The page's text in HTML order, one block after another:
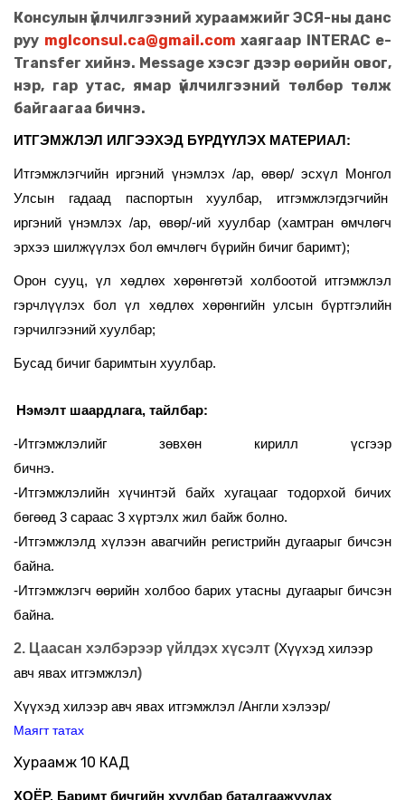
Консулын үйлчилгээний хураамжийг ЭСЯ-ны данс
руу mglconsul.ca@gmail.com хаягаар INTERAC e-
Transfer хийнэ. Message хэсэг дээр өөрийн овог,
нэр, гар утас, ямар үйлчилгээний төлбөр төлж
байгаагаа бичнэ.
ИТГЭМЖЛЭЛ ИЛГЭЭХЭД БҮРДҮҮЛЭХ МАТЕРИАЛ:
Итгэмжлэгчийн иргэний үнэмлэх /ар, өвөр/ эсхүл Монгол
Улсын гадаад паспортын хуулбар, итгэмжлэгдэгчийн
иргэний үнэмлэх /ар, өвөр/-ий хуулбар (хамтран өмчлөгч
эрхээ шилжүүлэх бол өмчлөгч бүрийн бичиг баримт);
Орон сууц, үл хөдлөх хөрөнгөтэй холбоотой итгэмжлэл
гэрчлүүлэх бол үл хөдлөх хөрөнгийн улсын бүртгэлийн
гэрчилгээний хуулбар;
Бусад бичиг баримтын хуулбар.
Нэмэлт шаардлага, тайлбар:
-Итгэмжлэлийг зөвхөн кирилл үсгээр
бичнэ.
-Итгэмжлэлийн хүчинтэй байх хугацааг тодорхой бичих
бөгөөд 3 сараас 3 хүртэлх жил байж болно.
-Итгэмжлэлд хүлээн авагчийн регистрийн дугаарыг бичсэн
байна.
-Итгэмжлэгч өөрийн холбоо барих утасны дугаарыг бичсэн
байна.
2. Цаасан хэлбэрээр үйлдэх хүсэлт (Хүүхэд хилээр
авч явах итгэмжлэл)
Хүүхэд хилээр авч явах итгэмжлэл /Англи хэлээр/
Маягт татах
Хураамж 10 КАД
ХОЁР. Баримт бичгийн хуулбар баталгаажуулах